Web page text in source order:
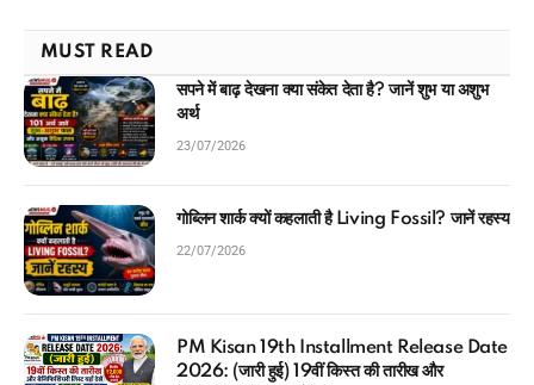
MUST READ
सपने में बाढ़ देखना क्या संकेत देता है? जानें शुभ या अशुभ
अर्थ
23/07/2026
गोब्लिन शार्क क्यों कहलाती है Living Fossil? जानें रहस्य
22/07/2026
PM Kisan 19th Installment Release Date
2026: (जारी हुई) 19वीं किस्त की तारीख और